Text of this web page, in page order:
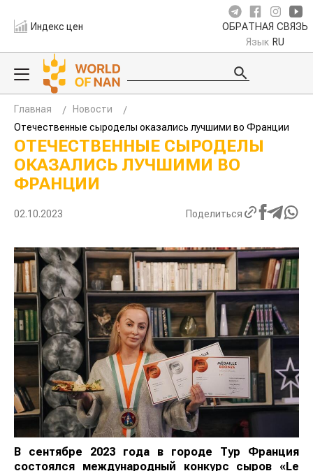
Индекс цен ОБРАТНАЯ СВЯЗЬ
Язык RU
Главная
Новости
Отечественные сыроделы оказались лучшими во Франции
ОТЕЧЕСТВЕННЫЕ СЫРОДЕЛЫ
ОКАЗАЛИСЬ ЛУЧШИМИ ВО
ФРАНЦИИ
02.10.2023 Поделиться
В сентябре 2023 года в городе Тур Франция
состоялся международный конкурс сыров «Le